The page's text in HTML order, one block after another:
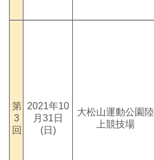
第
3
回
2021年10
月31日
(日)
大松山運動公園陸
上競技場